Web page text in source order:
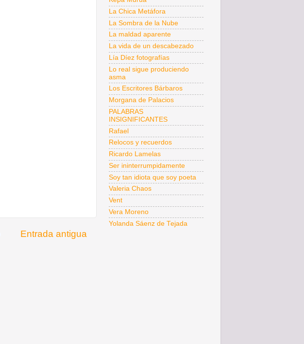
Entrada antigua
La Chica Metáfora
La Sombra de la Nube
La maldad aparente
La vida de un descabezado
Lía Díez fotografías
Lo real sigue produciendo
asma
Los Escritores Bárbaros
Morgana de Palacios
PALABRAS
INSIGNIFICANTES
Rafael
Relocos y recuerdos
Ricardo Lamelas
Ser ininterrumpidamente
Soy tan idiota que soy poeta
Valeria Chaos
Vent
Vera Moreno
Yolanda Sáenz de Tejada